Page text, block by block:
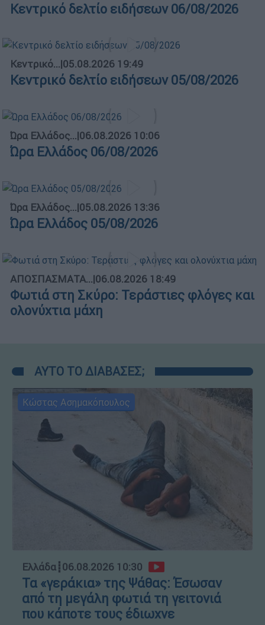
Κεντρικό δελτίο ειδήσεων 06/08/2026
Κεντρικό...|05.08.2026 19:49
Κεντρικό δελτίο ειδήσεων 05/08/2026
Ώρα Ελλάδος...|06.08.2026 10:06
Ώρα Ελλάδος 06/08/2026
Ώρα Ελλάδος...|05.08.2026 13:36
Ώρα Ελλάδος 05/08/2026
ΑΠΟΣΠΑΣΜΑΤΑ...|06.08.2026 18:49
Φωτιά στη Σκύρο: Τεράστιες φλόγες και
ολονύχτια μάχη
ΑΥΤΟ ΤΟ ΔΙΑΒΑΣΕΣ;
Κώστας Ασημακόπουλος
Ελλάδα┋06.08.2026 10:30
Τα «γεράκια» της Ψάθας: Έσωσαν
από τη μεγάλη φωτιά τη γειτονιά
που κάποτε τους έδιωχνε